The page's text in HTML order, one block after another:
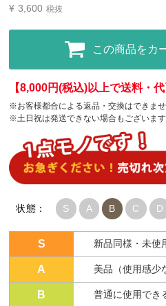
¥ 3,600 税抜
この商品をカ
【8,000円(税込)以上で送料・
※お客様都合による返品・交換はできま
※土日祝は発送できない場合もございます
状態： S A B C D
S 新品同様・未使
A 美品（使用感少
B 普通に使用でき